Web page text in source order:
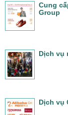
Cung
Group
Dịch vụ
Dịch vụ